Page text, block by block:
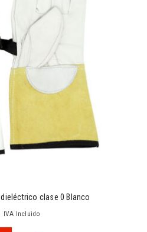
clase 0 Blanco
IVA Incluido